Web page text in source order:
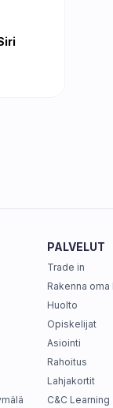
PALVELUT
Trade in
Rakenna oma
Huolto
Opiskelijat
Asiointi
Rahoitus
Lahjakortit
C&C Learning